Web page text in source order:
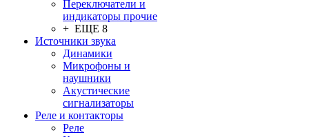
Переключатели и
индикаторы прочие
+ ЕЩЕ 8
Источники звука
Динамики
Микрофоны и
наушники
Акустические
сигнализаторы
Реле и контакторы
Реле